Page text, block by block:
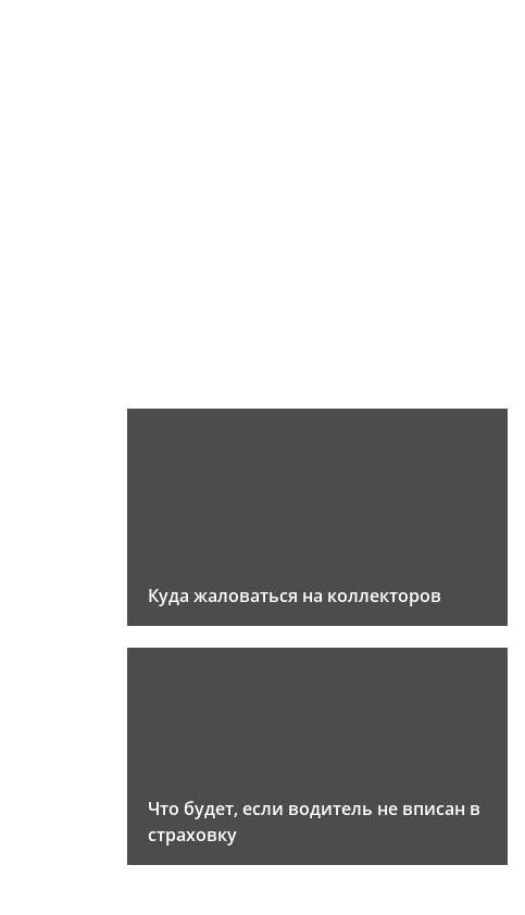
Куда жаловаться на коллекторов
Что будет, если водитель не вписан в
страховку